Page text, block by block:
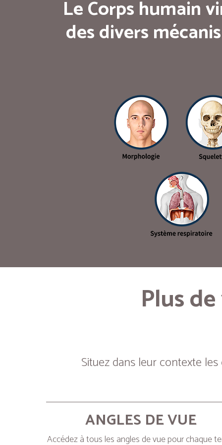
Le Corps humain
des divers
Plus
Situez dans leur contexte
ANGLES DE VUE
Accédez à tous les angles de vue pour chaque